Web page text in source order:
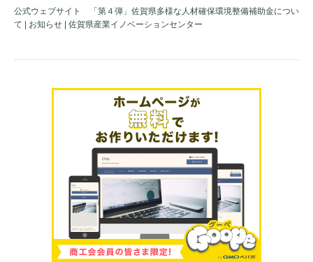
公式ウェブサイト
「第４弾」佐賀県多様な人材確保環境整備補助金につい
て | お知らせ | 佐賀県産業イノベーションセンター